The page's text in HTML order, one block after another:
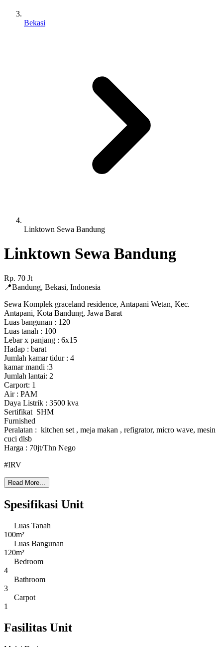
Bekasi
Linktown Sewa Bandung
Linktown Sewa Bandung
Rp. 70 Jt
📍Bandung, Bekasi, Indonesia
Sewa Komplek graceland residence, Antapani Wetan, Kec.
Antapani, Kota Bandung, Jawa Barat
Luas bangunan : 120
Luas tanah : 100
Lebar x panjang : 6x15
Hadap : barat
Jumlah kamar tidur : 4
kamar mandi :3
Jumlah lantai: 2
Carport: 1
Air : PAM
Daya Listrik : 3500 kva
Sertifikat SHM
Furnished
Peralatan : kitchen set , meja makan , refigrator, micro wave, mesin
cuci dlsb
Harga : 70jt/Thn Nego
#IRV
Read More...
Spesifikasi Unit
Luas Tanah
100m²
Luas Bangunan
120m²
Bedroom
4
Bathroom
3
Carpot
1
Fasilitas Unit